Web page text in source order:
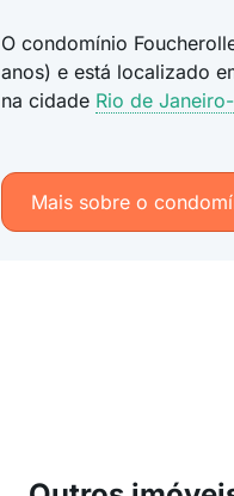
O condomínio
anos) e está localizado
na cidade Rio de
Mais sobre o